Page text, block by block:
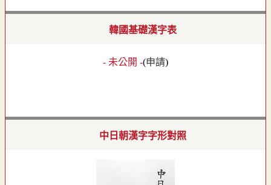
韓國基礎漢字表
- 未公開 -(申請)
中日朝漢字字形對照